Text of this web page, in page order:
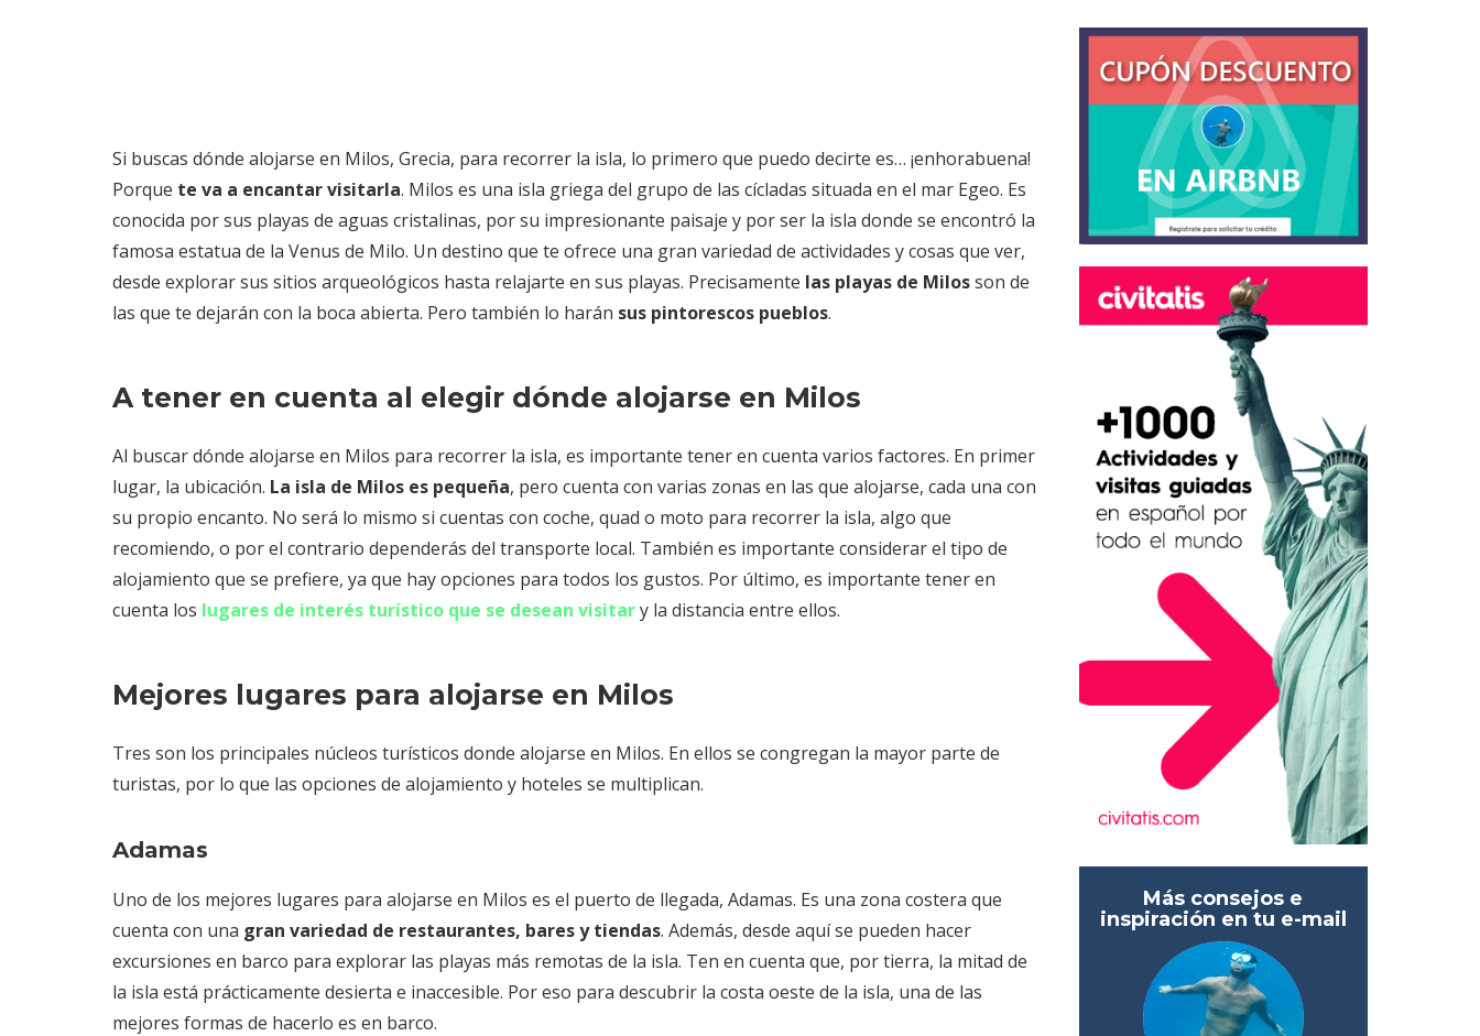
Si buscas dónde alojarse en Milos, Grecia, para recorrer la isla, lo primero que puedo decirte es… ¡enhorabuena!
Porque te va a encantar visitarla. Milos es una isla griega del grupo de las cícladas situada en el mar Egeo. Es
conocida por sus playas de aguas cristalinas, por su impresionante paisaje y por ser la isla donde se encontró la
famosa estatua de la Venus de Milo. Un destino que te ofrece una gran variedad de actividades y cosas que ver,
desde explorar sus sitios arqueológicos hasta relajarte en sus playas. Precisamente las playas de Milosson de
las que te dejarán con la boca abierta. Pero también lo harán sus pintorescos pueblos.
A tener en cuenta al elegir dónde alojarse en Milos
Al buscar dónde alojarse en Milos para recorrer la isla, es importante tener en cuenta varios factores. En primer
lugar, la ubicación. La isla de Milos es pequeña, pero cuenta con varias zonas en las que alojarse, cada una con
su propio encanto. No será lo mismo si cuentas con coche, quad o moto para recorrer la isla, algo que
recomiendo, o por el contrario dependerás del transporte local. También es importante considerar el tipo de
alojamiento que se prefiere, ya que hay opciones para todos los gustos. Por último, es importante tener en
cuenta los lugares de interés turístico que se desean visitary la distancia entre ellos.
Mejores lugares para alojarse en Milos
Tres son los principales núcleos turísticos donde alojarse en Milos. En ellos se congregan la mayor parte de
turistas, por lo que las opciones de alojamiento y hoteles se multiplican.
Adamas
Uno de los mejores lugares para alojarse en Milos es el puerto de llegada, Adamas. Es una zona costera que
cuenta con una gran variedad de restaurantes, bares y tiendas. Además, desde aquí se pueden hacer
excursiones en barco para explorar las playas más remotas de la isla. Ten en cuenta que, por tierra, la mitad de
la isla está prácticamente desierta e inaccesible. Por eso para descubrir la costa oeste de la isla, una de las
mejores formas de hacerlo es en barco.
Más consejos e
inspiración en tu e-mail